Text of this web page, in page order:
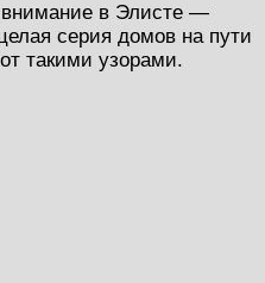
в Элисте —
серия домов на пути
такими узорами.